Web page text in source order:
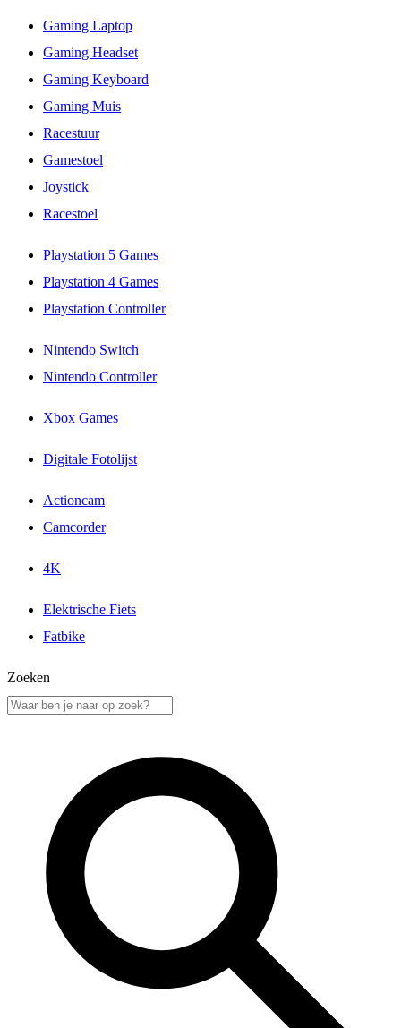
Gaming Laptop
Gaming Headset
Gaming Keyboard
Gaming Muis
Racestuur
Gamestoel
Joystick
Racestoel
Playstation 5 Games
Playstation 4 Games
Playstation Controller
Nintendo Switch
Nintendo Controller
Xbox Games
Digitale Fotolijst
Actioncam
Camcorder
4K
Elektrische Fiets
Fatbike
Zoeken